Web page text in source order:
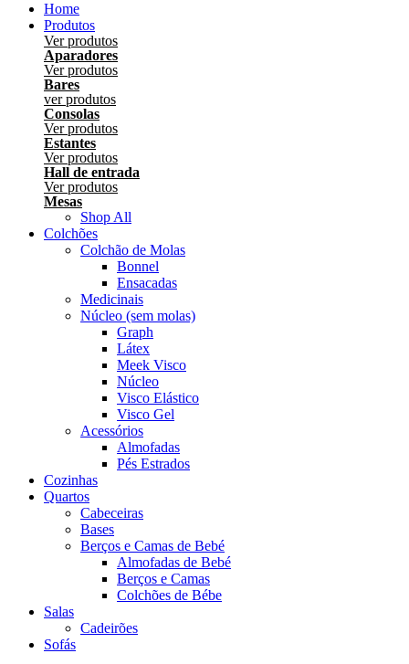
Home
Produtos
Ver produtos
Aparadores
Ver produtos
Bares
ver produtos
Consolas
Ver produtos
Estantes
Ver produtos
Hall de entrada
Ver produtos
Mesas
Shop All
Colchões
Colchão de Molas
Bonnel
Ensacadas
Medicinais
Núcleo (sem molas)
Graph
Látex
Meek Visco
Núcleo
Visco Elástico
Visco Gel
Acessórios
Almofadas
Pés Estrados
Cozinhas
Quartos
Cabeceiras
Bases
Berços e Camas de Bebé
Almofadas de Bebé
Berços e Camas
Colchões de Bébe
Salas
Cadeirões
Sofás